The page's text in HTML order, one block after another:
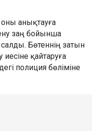
оны анықтауға
заң бойынша
салды. Бөтеннің затын
қайтаруға
полиция бөліміне